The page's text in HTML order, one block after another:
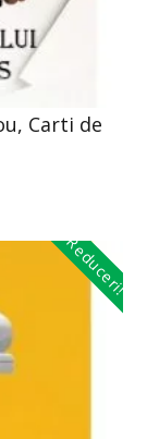
Carti de
Reduceri!